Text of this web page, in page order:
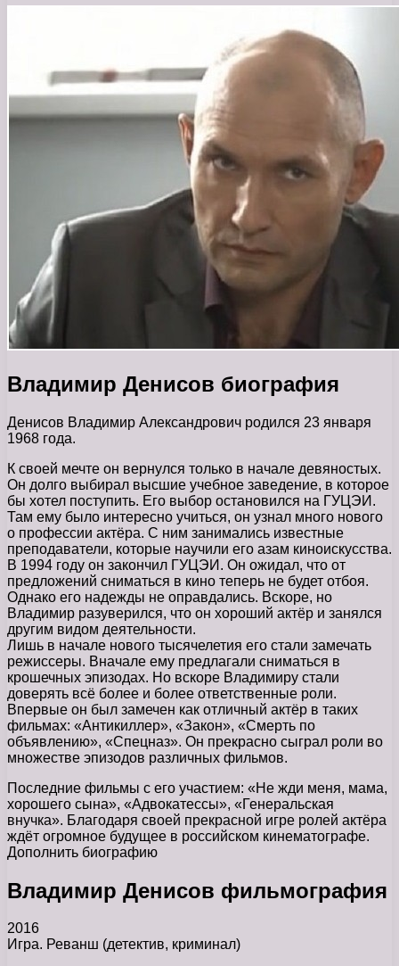
Владимир Денисов биография
Денисов Владимир Александрович родился 23 января
1968 года.
К своей мечте он вернулся только в начале девяностых.
Он долго выбирал высшие учебное заведение, в которое
бы хотел поступить. Его выбор остановился на ГУЦЭИ.
Там ему было интересно учиться, он узнал много нового
о профессии актёра. С ним занимались известные
преподаватели, которые научили его азам киноискусства.
В 1994 году он закончил ГУЦЭИ. Он ожидал, что от
предложений сниматься в кино теперь не будет отбоя.
Однако его надежды не оправдались. Вскоре, но
Владимир разуверился, что он хороший актёр и занялся
другим видом деятельности.
Лишь в начале нового тысячелетия его стали замечать
режиссеры. Вначале ему предлагали сниматься в
крошечных эпизодах. Но вскоре Владимиру стали
доверять всё более и более ответственные роли.
Впервые он был замечен как отличный актёр в таких
фильмах: «Антикиллер», «Закон», «Смерть по
объявлению», «Спецназ». Он прекрасно сыграл роли во
множестве эпизодов различных фильмов.
Последние фильмы с его участием: «Не жди меня, мама,
хорошего сына», «Адвокатессы», «Генеральская
внучка». Благодаря своей прекрасной игре ролей актёра
ждёт огромное будущее в российском кинематографе.
Дополнить биографию
Владимир Денисов фильмография
2016
Игра. Реванш (детектив, криминал)